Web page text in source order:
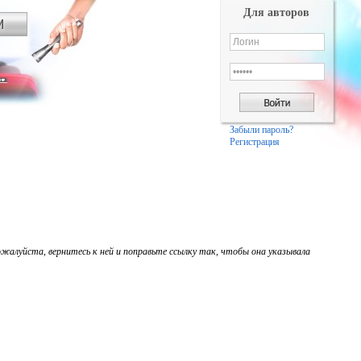
Для авторов
Забыли пароль?
Регистрация
вернитесь к ней и поправьте ссылку так, чтобы она указывала